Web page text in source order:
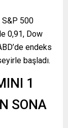
S&P 500
0,91, Dow
endeks
başladı.
1
SONA